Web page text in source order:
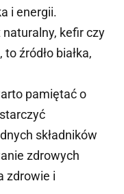
i energii.
kefir czy
źródło białka,
pamiętać o
składników
zdrowych
zdrowie i